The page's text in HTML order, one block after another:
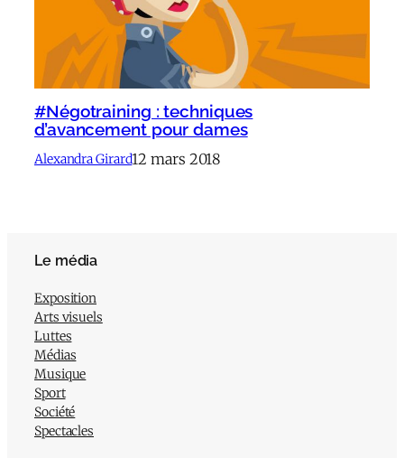
#Négotraining : techniques
d’avancement pour dames
Alexandra Girard12 mars 2018
Le média
Exposition
Arts visuels
Luttes
Médias
Musique
Sport
Société
Spectacles